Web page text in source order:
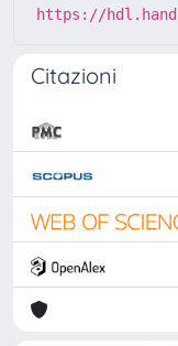
https://
Citazioni